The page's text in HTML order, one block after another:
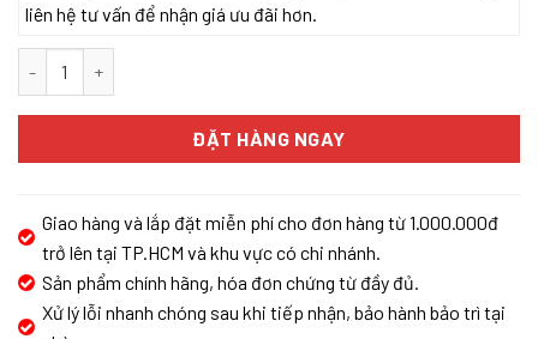
liên hệ tư vấn để nhận giá ưu đãi hơn.
ĐẶT HÀNG NGAY
Giao hàng và lắp đặt miễn phí cho đơn hàng từ 1.000.000đ
trở lên tại TP.HCM và khu vực có chi nhánh.
Sản phẩm chính hãng, hóa đơn chứng từ đầy đủ.
Xử lý lỗi nhanh chóng sau khi tiếp nhận, bảo hành bảo trì tại